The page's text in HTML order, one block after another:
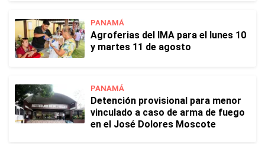
PANAMÁ
Agroferias del IMA para el lunes 10
y martes 11 de agosto
PANAMÁ
Detención provisional para menor
vinculado a caso de arma de fuego
en el José Dolores Moscote